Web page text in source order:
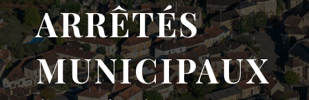
ARRÊTÉS
MUNICIPAUX